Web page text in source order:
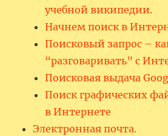
учебной википедии.
Начнем поиск в
Поисковый запрос –
“разговаривать” с
Поисковая выдача
Поиск графических
в Интернете
Электронная почта.